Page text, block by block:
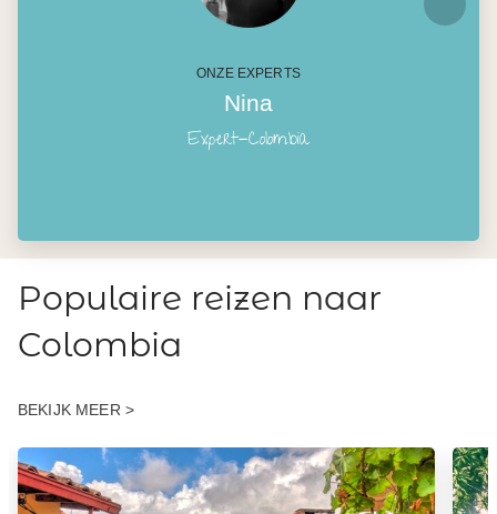
ONZE EXPERTS
Nina
Expert-Colombia
Populaire reizen naar
Colombia
BEKIJK MEER >